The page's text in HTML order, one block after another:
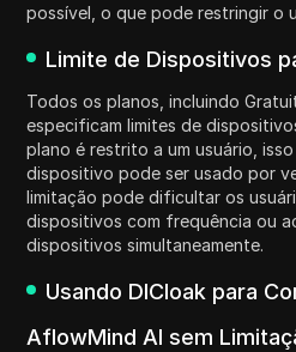
possível, o que pode restringir o
Limite de Dispositivos
Todos os planos, incluindo
especificam limites de
plano é restrito a um usuário,
dispositivo pode ser usado por
limitação pode dificultar os
dispositivos com frequência ou
dispositivos simultaneamente.
Usando DICloak para
AflowMind AI sem